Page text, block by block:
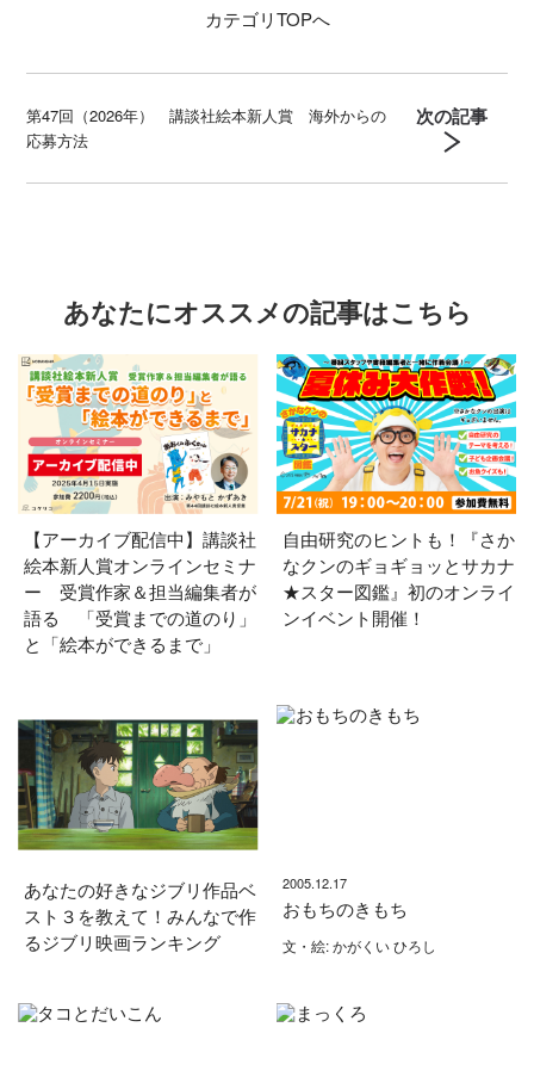
カテゴリTOPへ
第47回（2026年） 講談社絵本新人賞 海外からの
応募方法
次の記事
あなたにオススメの記事はこちら
【アーカイブ配信中】講談社
絵本新人賞オンラインセミナ
ー 受賞作家＆担当編集者が
語る 「受賞までの道のり」
と「絵本ができるまで」
自由研究のヒントも！『さか
なクンのギョギョッとサカナ
★スター図鑑』初のオンライ
ンイベント開催！
あなたの好きなジブリ作品ベ
スト３を教えて！みんなで作
るジブリ映画ランキング
2005.12.17
おもちのきもち
文・絵: かがくい ひろし